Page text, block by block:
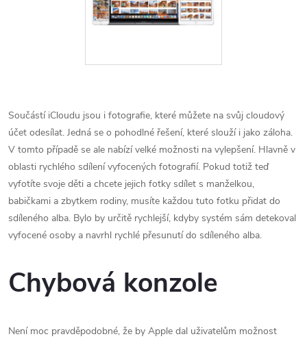
Součástí iCloudu jsou i fotografie, které můžete na svůj cloudový
účet odesílat. Jedná se o pohodlné řešení, které slouží i jako záloha.
V tomto případě se ale nabízí velké možnosti na vylepšení. Hlavně v
oblasti rychlého sdílení vyfocených fotografií. Pokud totiž teď
vyfotíte svoje děti a chcete jejich fotky sdílet s manželkou,
babičkami a zbytkem rodiny, musíte každou tuto fotku přidat do
sdíleného alba. Bylo by určitě rychlejší, kdyby systém sám detekoval
vyfocené osoby a navrhl rychlé přesunutí do sdíleného alba.
Chybová konzole
Není moc pravděpodobné, že by Apple dal uživatelům možnost